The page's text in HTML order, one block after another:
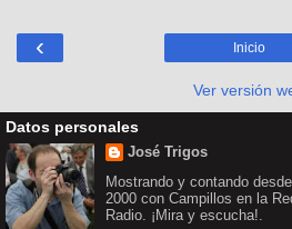
‹ Inicio
Ver versión
Datos personales
José Trigos
Mostrando y contando
2000 con Campillos en la
Radio. ¡Mira y escucha!.